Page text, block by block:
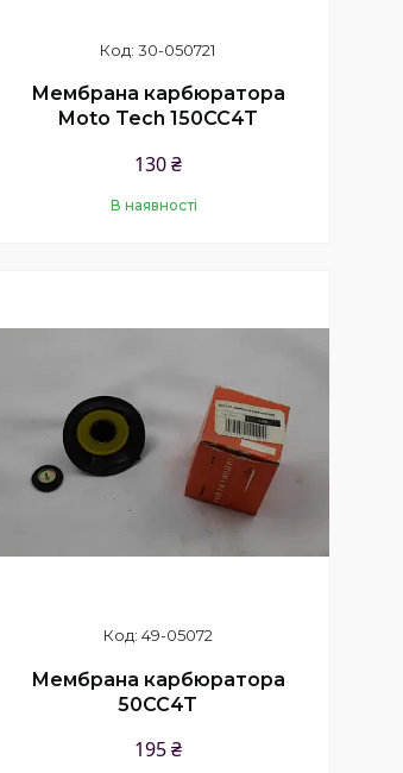
30-050721
Мембрана карбюратора
Moto Tech 150CC4T
130 ₴
В наявності
49-05072
Мембрана карбюратора
50CC4T
195 ₴